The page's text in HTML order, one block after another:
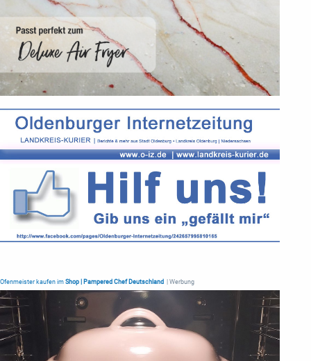
Ofenmeister kaufen im Shop | Pampered Chef Deutschland | Werbung